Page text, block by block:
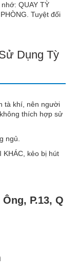
QUAY TỲ
Tuyệt đối
Dụng Tỳ
tà khí, nên người
thích hợp sử
ngủ.
KHÁC, kẻo bị hút
P.13, Q